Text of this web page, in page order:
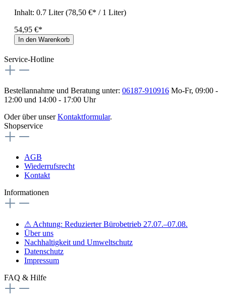
Inhalt: 0.7 Liter(78,50 €* / 1 Liter)
54,95 €*
In den Warenkorb
Service-Hotline
Bestellannahme und Beratung unter: 06187-910916 Mo-Fr, 09:00 -
12:00 und 14:00 - 17:00 Uhr
Oder über unserKontaktformular.
Shopservice
AGB
Wiederrufsrecht
Kontakt
Informationen
⚠ Achtung: Reduzierter Bürobetrieb 27.07.–07.08.
Über uns
Nachhaltigkeit und Umweltschutz
Datenschutz
Impressum
FAQ & Hilfe